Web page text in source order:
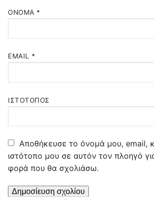
ΌΝΟΜΑ *
EMAIL *
ΙΣΤΌΤΟΠΟΣ
Αποθήκευσε το όνομά μου, email,
ιστότοπο μου σε αυτόν τον πλοηγό
φορά που θα σχολιάσω.